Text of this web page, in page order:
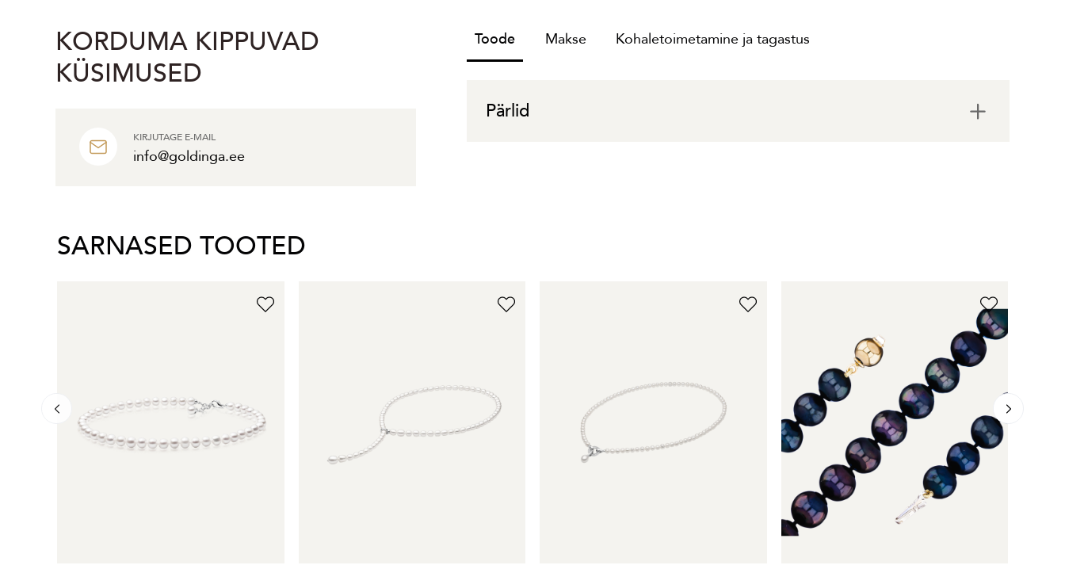
KORDUMA KIPPUVAD
KÜSIMUSED
KIRJUTAGE E-MAIL
info@goldinga.ee
Toode Makse Kohaletoimetamine ja tagastus
Pärlid
SARNASED TOOTED